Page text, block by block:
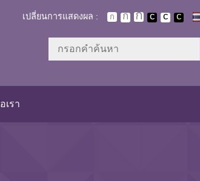
เปลี่ยนการแสดงผล :
เรา